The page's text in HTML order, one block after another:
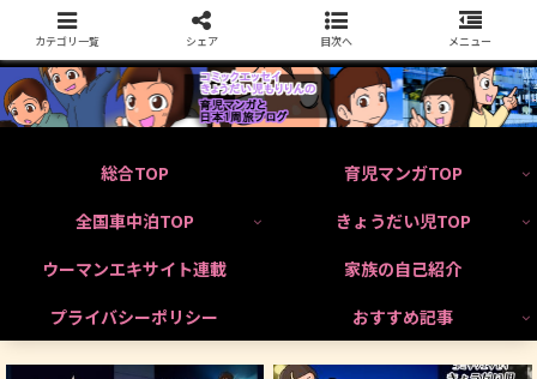
総合TOP
育児マンガTOP
全国車中泊TOP
きょうだい児TOP
ウーマンエキサイト連載
家族の自己紹介
プライバシーポリシー
おすすめ記事
カテゴリ一覧 シェア 目次へ メニュー